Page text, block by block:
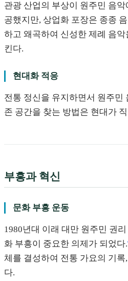
관광 산업의 부상이 원주민 음
공했지만, 상업화 포장은 종종
하고 왜곡하여 신성한 제례 음
킨다.
현대화 적응
전통 정신을 유지하면서 원주민
존 공간을 찾는 방법은 현대가
부흥과 혁신
문화 부흥 운동
1980년대 이래 대만 원주민 권
화 부흥이 중요한 의제가 되었다.
체를 결성하여 전통 가요의 기
다.